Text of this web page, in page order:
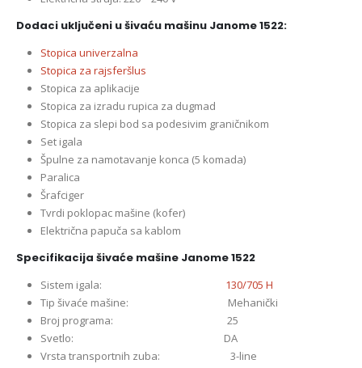
Dodaci uključeni u šivaću mašinu Janome 1522:
Stopica univerzalna
Stopica za rajsferšlus
Stopica za aplikacije
Stopica za izradu rupica za dugmad
Stopica za slepi bod sa podesivim graničnikom
Set igala
Špulne za namotavanje konca (5 komada)
Paralica
Šrafciger
Tvrdi poklopac mašine (kofer)
Električna papuča sa kablom
Specifikacija šivaće mašine Janome 1522
Sistem igala: 130/705 H
Tip šivaće mašine: Mehanički
Broj programa: 25
Svetlo: DA
Vrsta transportnih zuba: 3-line